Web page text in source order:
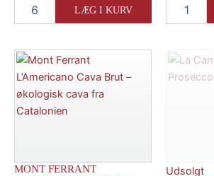
Organic
antal
LÆG I KURV
Cantina
Moscato
antal
MONT FERRANT
Udsolgt